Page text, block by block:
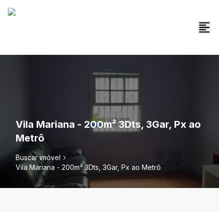
Vila Mariana - 200m² 3Dts, 3Gar, Px ao
Metrô
Buscar imóvel
Vila Mariana - 200m² 3Dts, 3Gar, Px ao Metrô